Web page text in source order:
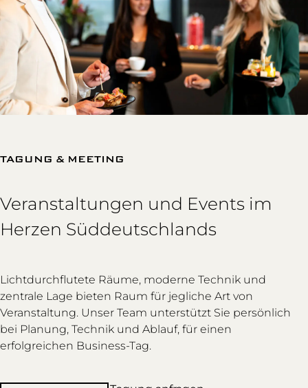
TAGUNG & MEETING
Veranstaltungen und Events im
Herzen Süddeutschlands
Lichtdurchflutete Räume, moderne Technik und
zentrale Lage bieten Raum für jegliche Art von
Veranstaltung. Unser Team unterstützt Sie persönlich
bei Planung, Technik und Ablauf, für einen
erfolgreichen Business-Tag.